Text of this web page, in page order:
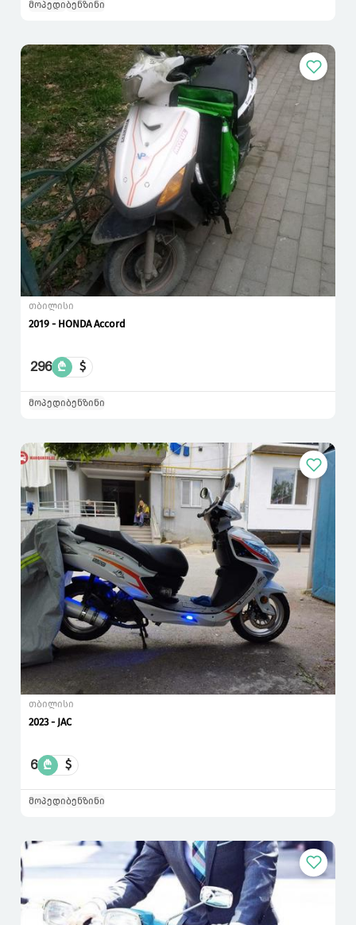
მოპედიბენზინი
თბილისი
2019 - HONDA Accord
296 ₾ $
მოპედიბენზინი
თბილისი
2023 - JAC
6 ₾ $
მოპედიბენზინი